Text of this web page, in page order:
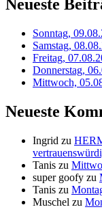
Neueste
Sonntag,
Samstag,
Freitag,
Donnerstag,
Mittwoch,
Neueste
Ingrid zu
Tanis zu
super goofy zu
Tanis zu
Muschel zu